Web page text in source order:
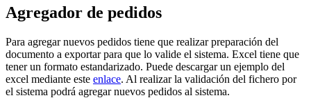
Agregador de pedidos
Para agregar nuevos pedidos tiene que realizar preparación del
documento a exportar para que lo valide el sistema. Excel tiene que
tener un formato estandarizado. Puede descargar un ejemplo del
excel mediante este enlace. Al realizar la validación del fichero por
el sistema podrá agregar nuevos pedidos al sistema.